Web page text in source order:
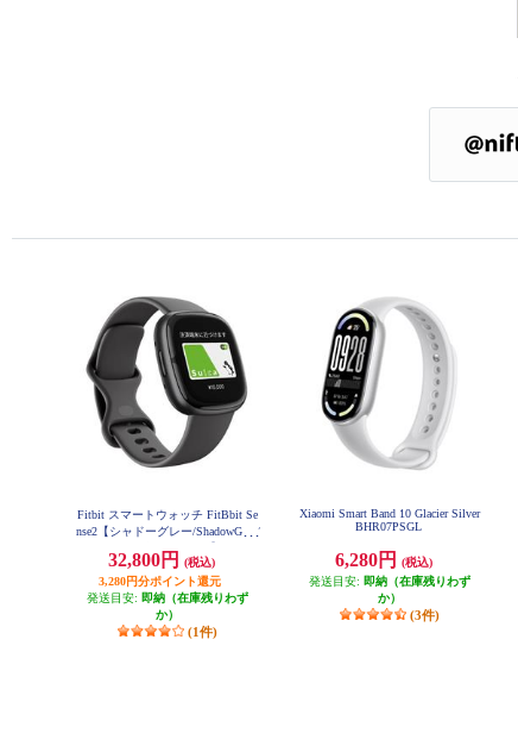
Fitbit スマートウォッチ FitBbit Se
nse2【シャドーグレー/ShadowGrey/
BKGB-FRCJK
32,800円
(税込)
3,280円分ポイント還元
発送目安: 即納（在庫残りわず
か）
(1件)
Xiaomi Smart Band 10 Glacier Silver
BHR07PSGL
6,280円
(税込)
発送目安: 即納（在庫残りわず
か）
(3件)